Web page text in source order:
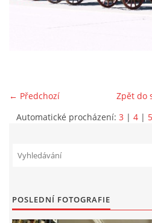
"KNIHOBUDKY"
ČASOSBĚRY - CHRÁŠŤANY
PROJEKT FLYNN "KNIHOVNA"
← Předchozí
Zpět do
Automatické procházení: 3 | 4 | 5
POSLEDNÍ FOTOGRAFIE